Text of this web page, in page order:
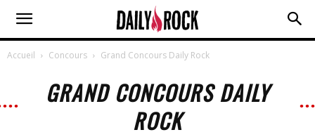
Accueil Concours Grand Concours Daily Rock
GRAND CONCOURS DAILY
ROCK